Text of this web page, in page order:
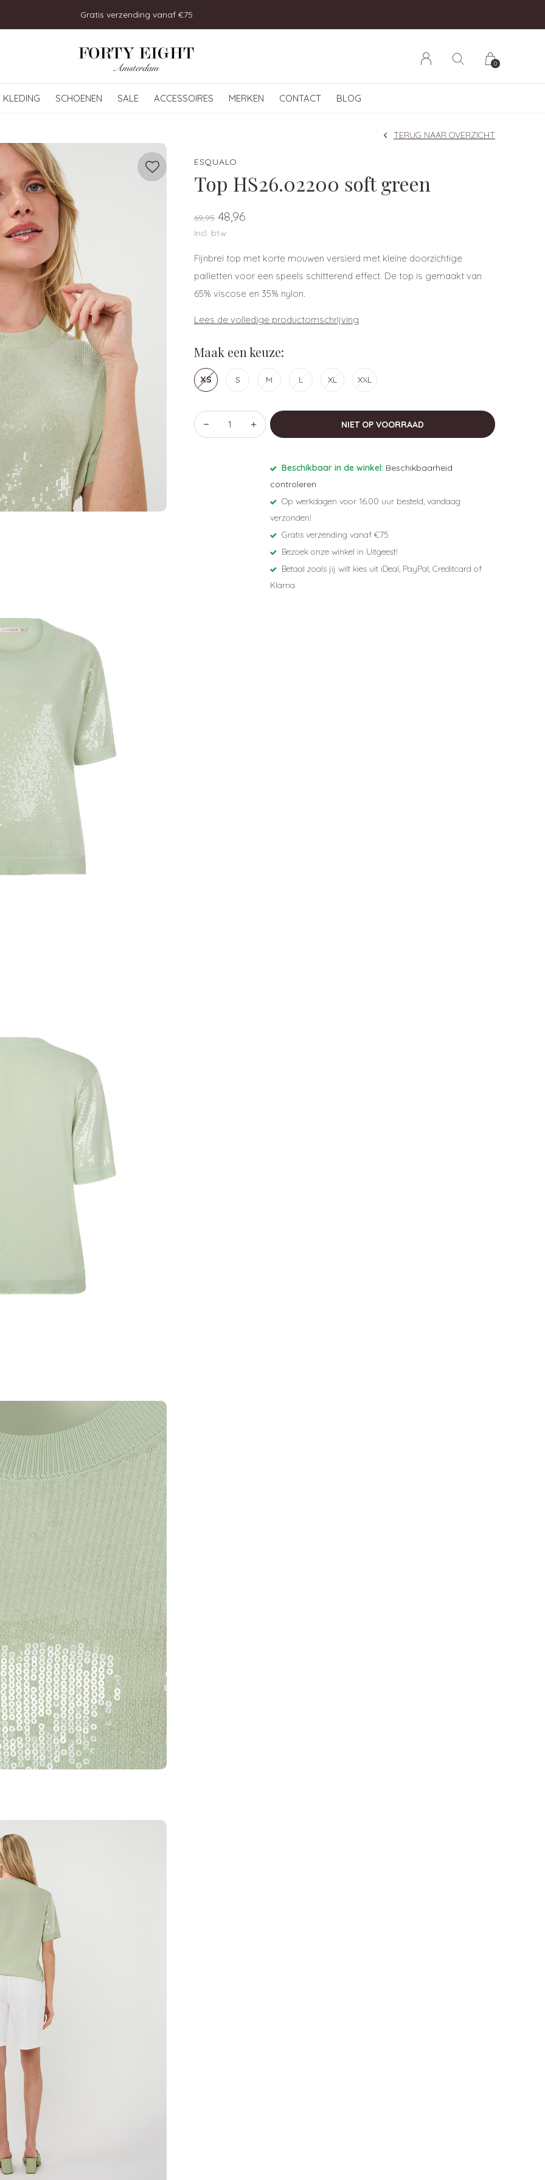
KLEDING SCHOENEN SALE ACCESSOIRES MERKEN CONTACT BLOG
0
Bezoek onze winkel in Uitgeest!
ESQUALO
Top HS26.02200 soft green
TERUG NAAR OVERZICHT
69,95 48,96
Incl. btw
Fijnbrei top met korte mouwen versierd met kleine doorzichtige
pailletten voor een speels schitterend effect. De top is gemaakt van
65% viscose en 35% nylon.
Lees de volledige productomschrijving
Maak een keuze:
XS S M L XL XXL
NIET OP VOORRAAD
Beschikbaar in de winkel: Beschikbaarheid
controleren
Op werkdagen voor 16.00 uur besteld, vandaag
verzonden!
Gratis verzending vanaf €75
Bezoek onze winkel in Uitgeest!
Betaal zoals jij wilt kies uit iDeal, PayPal, Creditcard of
Klarna